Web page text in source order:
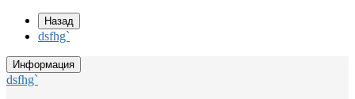
Назад
dsfhg`
Информация
dsfhg`